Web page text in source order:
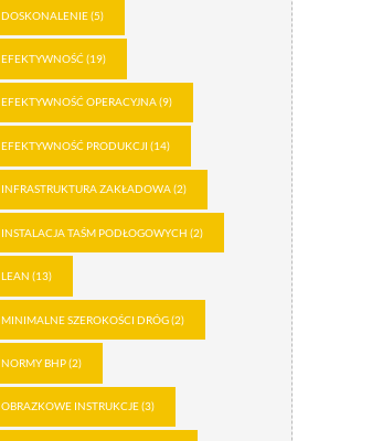
DOSKONALENIE(5)
EFEKTYWNOŚĆ(19)
EFEKTYWNOŚĆ OPERACYJNA(9)
EFEKTYWNOŚĆ PRODUKCJI (14)
INFRASTRUKTURA ZAKŁADOWA(2)
INSTALACJA TAŚM PODŁOGOWYCH (2)
LEAN (13)
MINIMALNE SZEROKOŚCI DRÓG(2)
NORMY BHP(2)
OBRAZKOWE INSTRUKCJE(3)